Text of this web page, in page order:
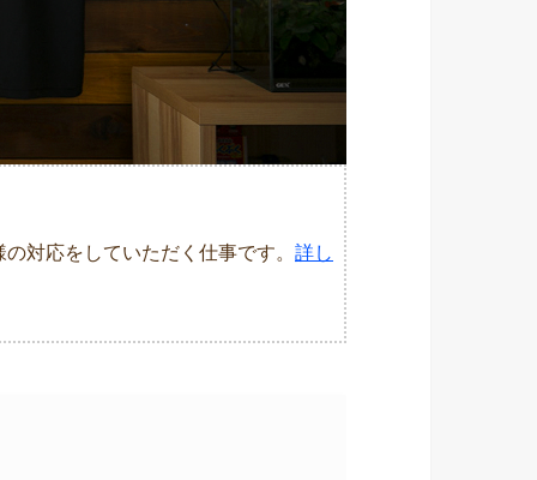
対応をしていただく仕事です。 詳し